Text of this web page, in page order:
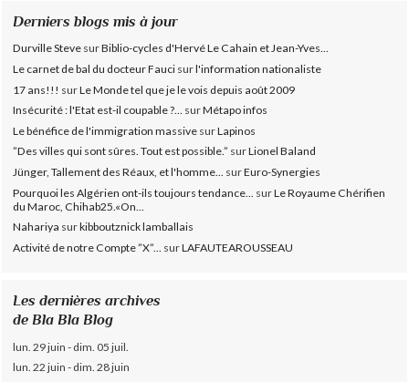
Derniers blogs mis à jour
Durville Steve surBiblio-cycles d'Hervé Le Cahain et Jean-Yves...
Le carnet de bal du docteur Fauci surl'information nationaliste
17 ans!!! surLe Monde tel que je le vois depuis août 2009
Insécurité : l'Etat est-il coupable ?... surMétapo infos
Le bénéfice de l'immigration massive surLapinos
”Des villes qui sont sûres. Tout est possible.” surLionel Baland
Jünger, Tallement des Réaux, et l'homme... surEuro-Synergies
Pourquoi les Algérien ont-ils toujours tendance...
surLe Royaume Chérifien
du Maroc, Chihab25.«On...
Nahariya surkibboutznick lamballais
Activité de notre Compte ”X”...
surLAFAUTEAROUSSEAU
Les dernières archives
de Bla Bla Blog
lun. 29 juin - dim. 05 juil.
lun. 22 juin - dim. 28 juin